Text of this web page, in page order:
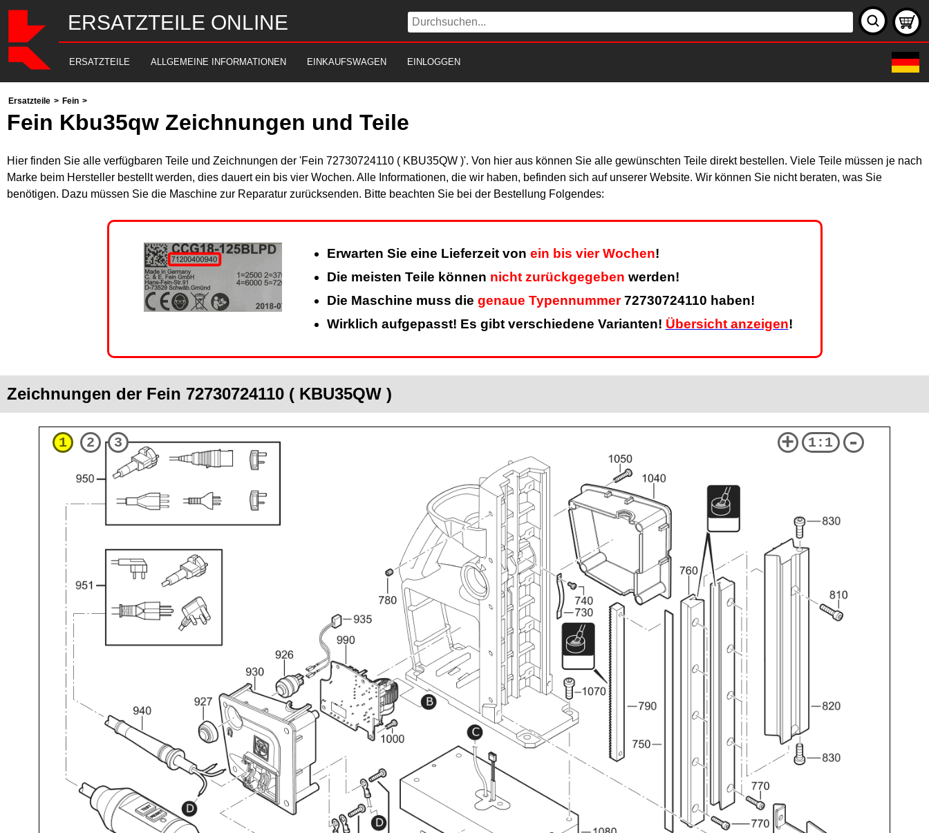
ERSATZTEILE ONLINE
ERSATZTEILE ALLGEMEINE INFORMATIONEN EINKAUFSWAGEN EINLOGGEN
Ersatzteile > Fein >
Fein Kbu35qw Zeichnungen und Teile
Hier finden Sie alle verfügbaren Teile und Zeichnungen der 'Fein 72730724110 ( KBU35QW )'. Von hier aus können Sie alle gewünschten Teile direkt bestellen. Viele Teile müssen je nach
Marke beim Hersteller bestellt werden, dies dauert ein bis vier Wochen. Alle Informationen, die wir haben, befinden sich auf unserer Website. Wir können Sie nicht beraten, was Sie
benötigen. Dazu müssen Sie die Maschine zur Reparatur zurücksenden. Bitte beachten Sie bei der Bestellung Folgendes:
Erwarten Sie eine Lieferzeit von ein bis vier Wochen!
Die meisten Teile können nicht zurückgegeben werden!
Die Maschine muss die genaue Typennummer72730724110 haben!
Wirklich aufgepasst! Es gibt verschiedene Varianten! Übersicht anzeigen!
Zeichnungen der Fein 72730724110 ( KBU35QW )
1 2 3 + 1:1 -